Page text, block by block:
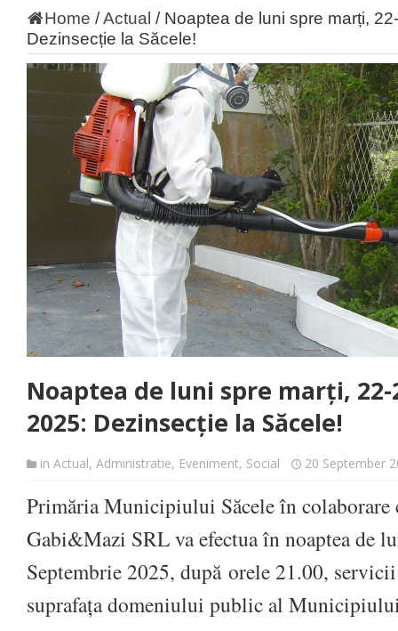
Home /Actual / Noaptea de luni spre marți,
Dezinsecție la Săcele!
Noaptea de luni spre marți,
2025: Dezinsecție la Săcele!
in Actual, Administratie, Eveniment, Social 20 September
Primăria Municipiului Săcele în colaborare
Gabi&Mazi SRL va efectua în noaptea de
Septembrie 2025, după orele 21.00,
suprafața domeniului public al